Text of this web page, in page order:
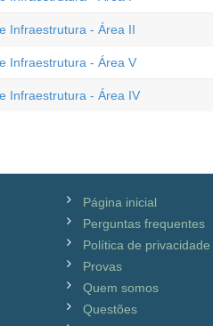
Infraestrutura - Área II
Infraestrutura - Área V
Infraestrutura - Área IV
Página inicial
Perguntas frequentes
Política de privacidade
Provas
Quem somos
Questões